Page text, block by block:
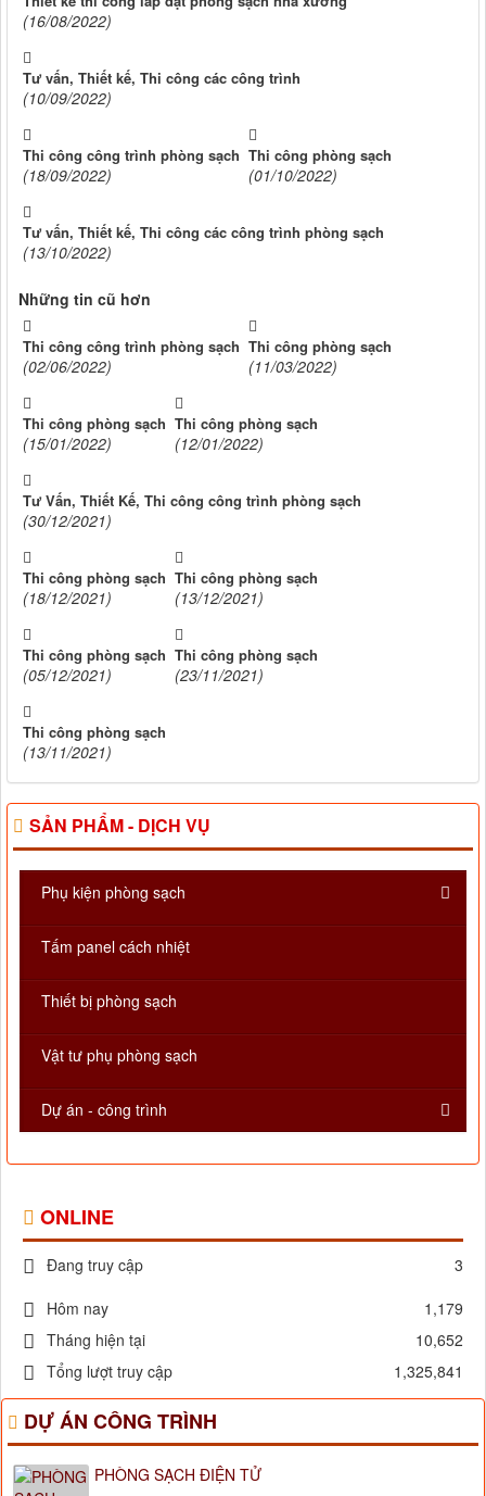
(16/08/2022)
Tư vấn, Thiết kế, Thi công các công trình
(10/09/2022)
Thi công công trình phòng sạch
(18/09/2022)
Thi công phòng sạch
(01/10/2022)
Tư vấn, Thiết kế, Thi công các công trình phòng sạch
(13/10/2022)
Những tin cũ hơn
Thi công công trình phòng sạch
(02/06/2022)
Thi công phòng sạch
(11/03/2022)
Thi công phòng sạch
(15/01/2022)
Thi công phòng sạch
(12/01/2022)
Tư Vấn, Thiết Kế, Thi công công trình phòng sạch
(30/12/2021)
Thi công phòng sạch
(18/12/2021)
Thi công phòng sạch
(13/12/2021)
Thi công phòng sạch
(05/12/2021)
Thi công phòng sạch
(23/11/2021)
Thi công phòng sạch
(13/11/2021)
SẢN PHẨM - DỊCH VỤ
Phụ kiện phòng sạch
Tấm panel cách nhiệt
Thiết bị phòng sạch
Vật tư phụ phòng sạch
Dự án - công trình
ONLINE
Đang truy cập
3
Hôm nay
1,179
Tháng hiện tại
10,652
Tổng lượt truy cập
1,325,841
DỰ ÁN CÔNG TRÌNH
PHÒNG SẠCH ĐIỆN TỬ